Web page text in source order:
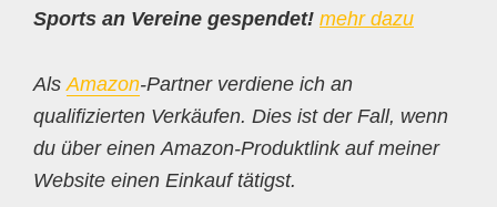
Sports an Vereine gespendet! mehr dazu
AlsAmazon-Partner verdiene ich an
qualifizierten Verkäufen. Dies ist der Fall, wenn
du über einen Amazon-Produktlink auf meiner
Website einen Einkauf tätigst.